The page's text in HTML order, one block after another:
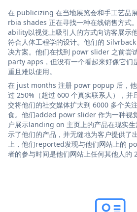
在 publicizing 在当地展览会和手工艺品
rbia shades 正在寻找一种在线销售方式
ability以视觉上吸引人的方式向访客展示
符合人体工程学的设计。他们的
决方案。他们在找到 powr slider 之前
party apps，但没有一个看起来好像它们
重且难以使用。
在 just months 注册 powr popup 后，
过 250%（超过 600 个真实联系人），
交将他们的社交媒体扩大到 6000 多个关
食。他们added powr slider 作为一种视
户展示landing on 主页上的产品在现实
示了他们的产品，并无缝地为客户提供了
上，他们reported发现与他们网站上的
者的参与时间是他们网站上任何其他人的